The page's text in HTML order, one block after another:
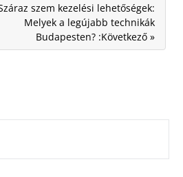
szem kezelési lehetőségek:
Melyek a legújabb technikák
Budapesten? :Következő »